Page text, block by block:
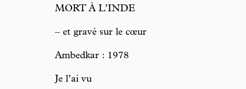
MORT À L’INDE
– et gravé sur le cœur
Ambedkar : 1978
Je l’ai vu